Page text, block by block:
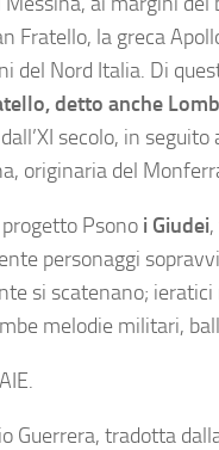
Fratello, la greca
del Nord Italia. Di
detto anche
secolo, in
originaria del
Psono i Giudei
personaggi
si scatenano;
melodie militari,
Guerrera, tradotta